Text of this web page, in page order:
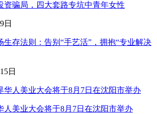
资骗局，四大套路专坑中青年女性
日
生存法则：告别“手艺活”，拥抱“专业解决
日
人美业大会将于8月7日在沈阳市举办